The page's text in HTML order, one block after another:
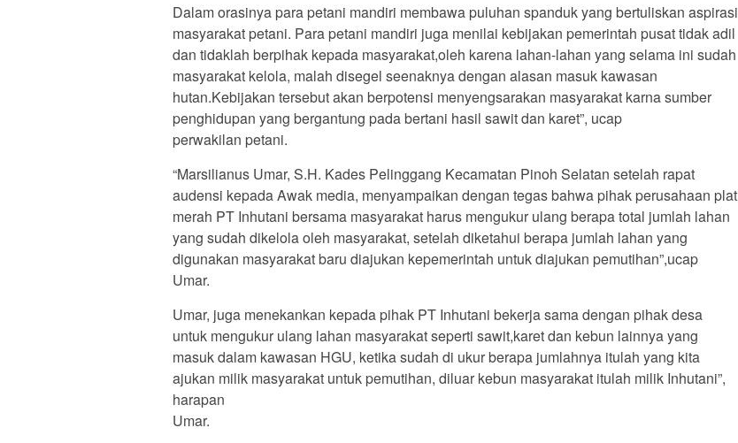
Dalam orasinya para petani mandiri membawa puluhan spanduk yang bertuliskan aspirasi
masyarakat petani. Para petani mandiri juga menilai kebijakan pemerintah pusat tidak adil
dan tidaklah berpihak kepada masyarakat,oleh karena lahan-lahan yang selama ini sudah
masyarakat kelola, malah disegel seenaknya dengan alasan masuk kawasan
hutan.Kebijakan tersebut akan berpotensi menyengsarakan masyarakat karna sumber
penghidupan yang bergantung pada bertani hasil sawit dan karet”, ucap
perwakilan petani.
“Marsilianus Umar, S.H. Kades Pelinggang Kecamatan Pinoh Selatan setelah rapat
audensi kepada Awak media, menyampaikan dengan tegas bahwa pihak perusahaan plat
merah PT Inhutani bersama masyarakat harus mengukur ulang berapa total jumlah lahan
yang sudah dikelola oleh masyarakat, setelah diketahui berapa jumlah lahan yang
digunakan masyarakat baru diajukan kepemerintah untuk diajukan pemutihan”,ucap
Umar.
Umar, juga menekankan kepada pihak PT Inhutani bekerja sama dengan pihak desa
untuk mengukur ulang lahan masyarakat seperti sawit,karet dan kebun lainnya yang
masuk dalam kawasan HGU, ketika sudah di ukur berapa jumlahnya itulah yang kita
ajukan milik masyarakat untuk pemutihan, diluar kebun masyarakat itulah milik Inhutani”,
harapan
Umar.